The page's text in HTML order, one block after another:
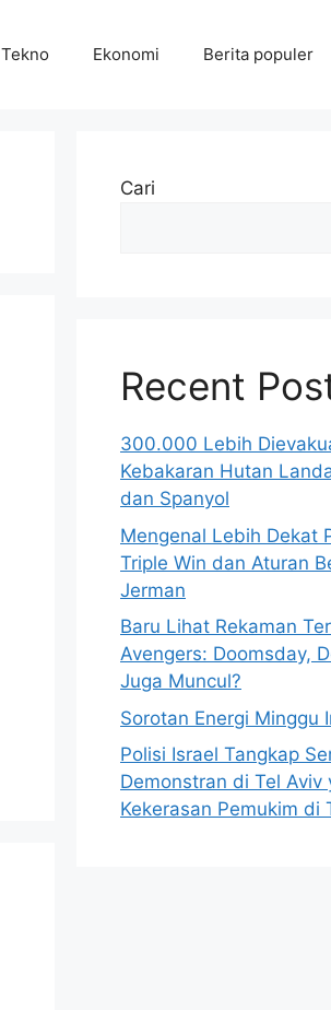
Tekno Ekonomi Berita populer
Cari
Recent
300.000 Lebih
Kebakaran Hutan
dan Spanyol
Mengenal Lebih Dekat
Triple Win dan Aturan
Jerman
Baru Lihat Rekaman
Avengers: Doomsday,
Juga Muncul?
Sorotan Energi Minggu
Polisi Israel Tangkap
Demonstran di Tel Aviv
Kekerasan Pemukim di